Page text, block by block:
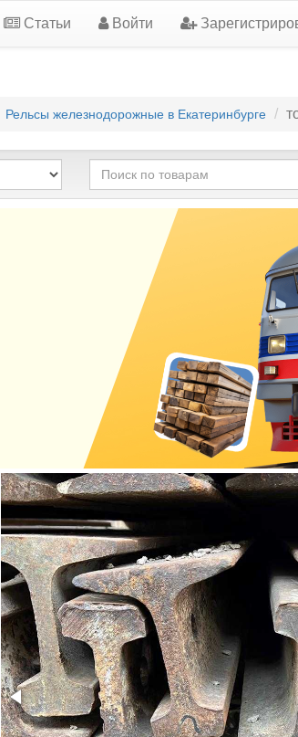
Статьи Войти
Рельсы железнодорожные в Екатеринбурге